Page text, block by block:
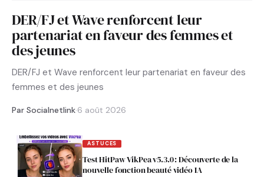
DER/FJ et Wave renforcent leur
partenariat en faveur des femmes et
des jeunes
DER/FJ et Wave renforcent leur partenariat en faveur des
femmes et des jeunes
Par Socialnetlink·6 août 2026
ASTUCES
Test HitPaw VikPea v5.3.0 : Découverte de la
nouvelle fonction beauté vidéo IA